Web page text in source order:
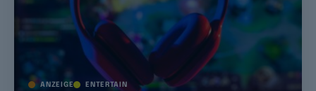
ANZEIGE ENTERTAIN